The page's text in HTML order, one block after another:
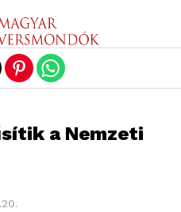
a Nemzeti
version